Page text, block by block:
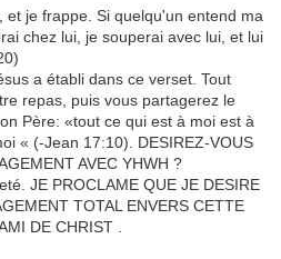
et je frappe. Si quelqu'un entend ma
chez lui, je souperai avec lui, et lui
a établi dans ce verset. Tout
repas, puis vous partagerez le
Père: «tout ce qui est à moi est à
« (-Jean 17:10). DESIREZ-VOUS
AVEC YHWH ?
JE PROCLAME QUE JE DESIRE
TOTAL ENVERS CETTE
DE CHRIST .